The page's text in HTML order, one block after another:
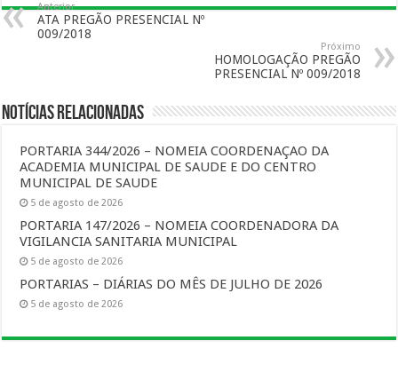
Anterior
ATA PREGÃO PRESENCIAL Nº
009/2018
Próximo
HOMOLOGAÇÃO PREGÃO
PRESENCIAL Nº 009/2018
Notícias Relacionadas
PORTARIA 344/2026 – NOMEIA COORDENAÇAO DA
ACADEMIA MUNICIPAL DE SAUDE E DO CENTRO
MUNICIPAL DE SAUDE
5 de agosto de 2026
PORTARIA 147/2026 – NOMEIA COORDENADORA DA
VIGILANCIA SANITARIA MUNICIPAL
5 de agosto de 2026
PORTARIAS – DIÁRIAS DO MÊS DE JULHO DE 2026
5 de agosto de 2026